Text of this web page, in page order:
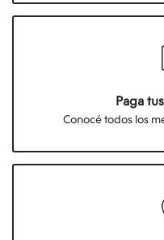
Paga
Conocé todos los